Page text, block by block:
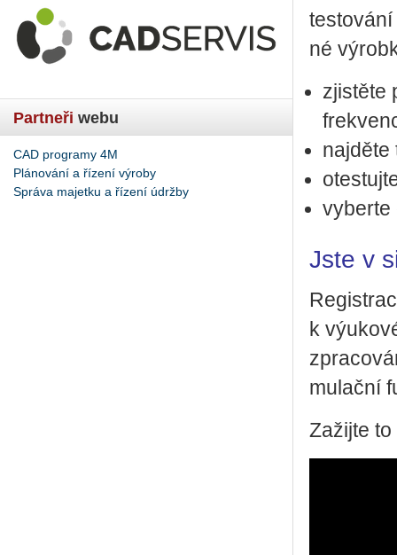
Partneři webu
CAD programy 4M
Plánování a řízení výroby
Správa majetku a řízení údržby
né
zjis­tě­te
na­jdě­te
vy­ber­te
Jste v
k
mu­lač­ní
Za­žij­te